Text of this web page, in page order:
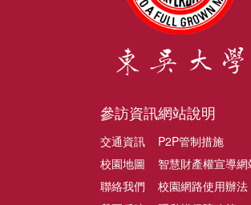
參訪資訊
交通資訊
校園地圖
聯絡我們
網站說明
P2P管制措施
智慧財產權宣導網
校園網路使用辦法